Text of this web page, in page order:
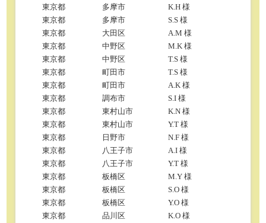
東京都
多摩市
K.H 様
東京都
多摩市
S.S 様
東京都
大田区
A.M 様
東京都
中野区
M.K 様
東京都
中野区
T.S 様
東京都
町田市
T.S 様
東京都
町田市
A.K 様
東京都
調布市
S.I 様
東京都
東村山市
K.N 様
東京都
東村山市
Y.T 様
東京都
日野市
N.F 様
東京都
八王子市
A.I 様
東京都
八王子市
Y.T 様
東京都
板橋区
M.Y 様
東京都
板橋区
S.O 様
東京都
板橋区
Y.O 様
東京都
品川区
K.O 様